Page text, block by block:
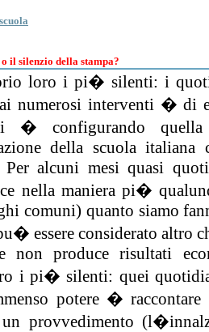
il silenzio della stampa?
loro i pi� silenti: i
numerosi interventi � di
� configurando
della scuola
alcuni mesi quasi
nella maniera pi�
comuni) quanto siamo
essere considerato altro
non produce risultati
i pi� silenti: quei
potere �
un provvedimento